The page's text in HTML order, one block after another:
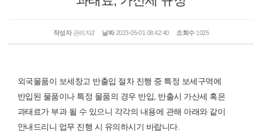
작성자관리자2 날짜2023-05-01 08:42:40 조회수1025
외국물품이 보세창고 반출입 절차 진행 중 특정 보세구역에
반입된 물품이나 특정 물품의 경우 반입, 반출시 가산세 혹은
과태료가 부과 될 수 있으니 각각의 내용에 관해 아래와 같이
안내드리니 업무 진행 시 유의하시기 바랍니다.